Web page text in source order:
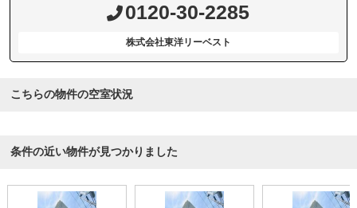
0120-30-2285
株式会社東洋リーベスト
こちらの物件の空室状況
条件の近い物件が見つかりました